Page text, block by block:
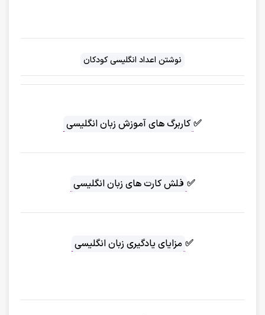
نوشتن اعداد انگلیسی کودکان
✅ کاربرگ های آموزش زبان انگلیسی
✅ فلش کارت های زبان انگلیسی
✅ مزایای یادگیری زبان انگلیسی